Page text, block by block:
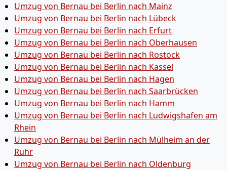
Umzug von Bernau bei Berlin nach Mainz
Umzug von Bernau bei Berlin nach Lübeck
Umzug von Bernau bei Berlin nach Erfurt
Umzug von Bernau bei Berlin nach Oberhausen
Umzug von Bernau bei Berlin nach Rostock
Umzug von Bernau bei Berlin nach Kassel
Umzug von Bernau bei Berlin nach Hagen
Umzug von Bernau bei Berlin nach Saarbrücken
Umzug von Bernau bei Berlin nach Hamm
Umzug von Bernau bei Berlin nach Ludwigshafen am
Rhein
Umzug von Bernau bei Berlin nach Mülheim an der
Ruhr
Umzug von Bernau bei Berlin nach Oldenburg